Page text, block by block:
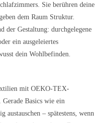
Sie berühren deine
dem Raum Struktur.
der Gestaltung: durchgelegene
ein ausgeleiertes
dein Wohlbefinden.
mit OEKO-TEX-
Basics wie ein
austauschen – spätestens, wenn